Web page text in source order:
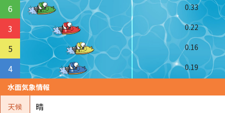
6 0.33
3 0.22
5 0.16
4
0.19
水面気象情報
天候
晴